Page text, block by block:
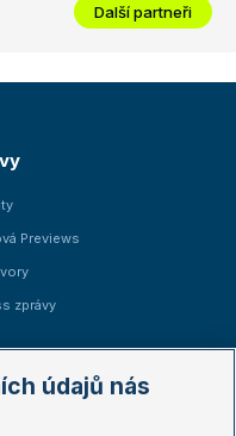
Další partneři
Previews
zprávy
údajů nás